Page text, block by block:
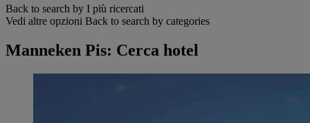
Back to search by I più ricercati
Vedi altre opzioni Back to search by categories
Manneken Pis: Cerca hotel